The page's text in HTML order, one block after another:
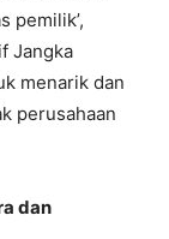
pemilik’,
Jangka
menarik dan
perusahaan
dan